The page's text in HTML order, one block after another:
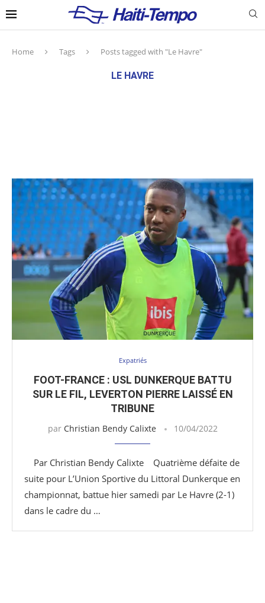
Home Tags Posts tagged with "Le Havre"
LE HAVRE
Expatriés
FOOT-FRANCE : USL DUNKERQUE BATTU
SUR LE FIL, LEVERTON PIERRE LAISSÉ EN
TRIBUNE
par Christian Bendy Calixte 10/04/2022
Par Christian Bendy Calixte Quatrième défaite de
suite pour L’Union Sportive du Littoral Dunkerque en
championnat, battue hier samedi par Le Havre (2-1)
dans le cadre du …